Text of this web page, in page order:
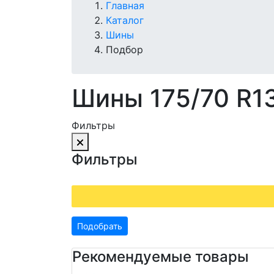
Главная
Каталог
Шины
Подбор
Шины 175/70
Фильтры
Фильтры
Подобрать
Рекомендуемые товары